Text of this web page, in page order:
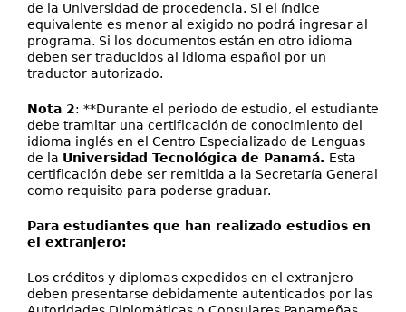
de la Universidad de procedencia. Si el índice
equivalente es menor al exigido no podrá ingresar al
programa. Si los documentos están en otro idioma
deben ser traducidos al idioma español por un
traductor autorizado.
Nota 2: **Durante el periodo de estudio, el estudiante
debe tramitar una certificación de conocimiento del
idioma inglés en el Centro Especializado de Lenguas
de la Universidad Tecnológica de Panamá. Esta
certificación debe ser remitida a la Secretaría General
como requisito para poderse graduar.
Para estudiantes que han realizado estudios en
el extranjero:
Los créditos y diplomas expedidos en el extranjero
deben presentarse debidamente autenticados por las